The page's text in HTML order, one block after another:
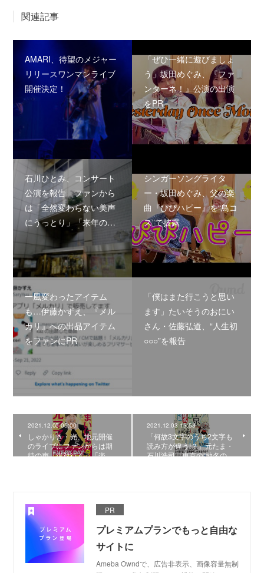
関連記事
AMARI、待望のメジャー
リリースワンマンライブ
開催決定！
「ぜひ一緒に遊びましょ
う」坂田めぐみ、『ファ
ンターネ！』公演の出演
をPR
石川ひとみ、コンサート
公演を報告 ファンから
は「全然変わらない美声
にうっとり」「来年の…
シンガーソングライタ
ー・坂田めぐみ、父の楽
曲『ぴぴハピー』を“鳥コ
ス”で披露
一風変わったアイテム
も…伊藤かずえ、『メル
カリ』への出品アイテム
をファンにPR
「僕はまた行こうと思い
ます」たいそうのおにい
さん・佐藤弘道、“人生初
○○○”を報告
2021.12.05 05:00
しゃかりき・光、地元開催
のライブにファンからは期
待の声「絶対行く」「楽…
2021.12.03 13:53
「何故3文字のうち2文字も
読み方が違う!？」元たま・
石川浩司、東京の“地名の…
PR
プレミアムプランでもっと自由な
サイトに
Ameba Owndで、広告非表示、画像容量無制